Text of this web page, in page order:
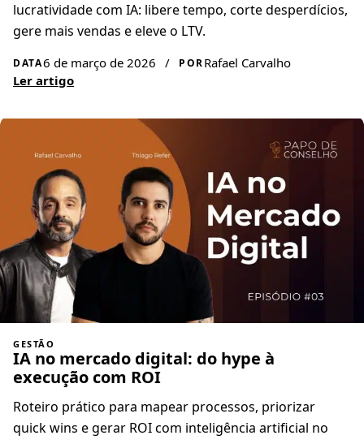
lucratividade com IA: libere tempo, corte desperdícios,
gere mais vendas e eleve o LTV.
DATA6 de março de 2026 / PORRafael Carvalho
Ler artigo
GESTÃO
IA no mercado digital: do hype à
execução com ROI
Roteiro prático para mapear processos, priorizar
quick wins e gerar ROI com inteligência artificial no